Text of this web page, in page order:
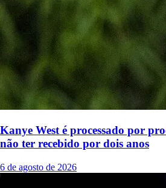
Kanye West é processado por
não ter recebido por dois anos
6 de agosto de 2026